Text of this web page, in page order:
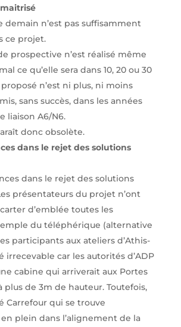
demain n’est pas suffisamment
ce projet.
prospective n’est réalisé même
ce qu’elle sera dans 10, 20 ou 30
n’est ni plus, ni moins
sans succès, dans les années
liaison A6/N6.
donc obsolète.
dans le rejet des solutions
dans le rejet des solutions
présentateurs du projet n’ont
d’emblée toutes les
du téléphérique (alternative
participants aux ateliers d’Athis-
irrecevable car les autorités d’ADP
cabine qui arriverait aux Portes
plus de 3m de hauteur. Toutefois,
Carrefour qui se trouve
plein dans l’alignement de la